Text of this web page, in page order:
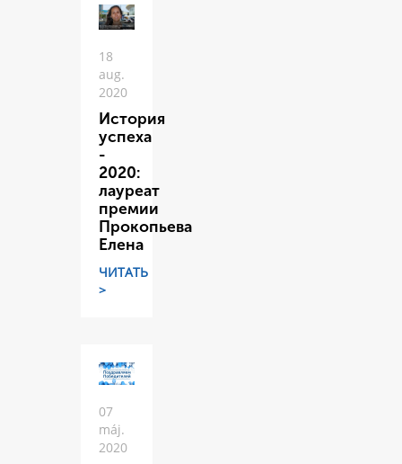
18
aug.
2020
История
успеха
-
2020:
лауреат
премии
Прокопьева
Елена
ЧИТАТЬ
>
07
máj.
2020